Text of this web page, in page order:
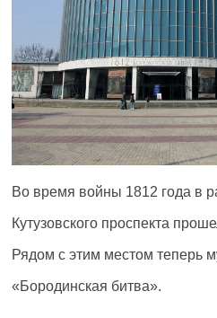
Во время войны 1812 года в
Кутузовского проспекта
Рядом с этим местом теперь
«Бородинская битва».